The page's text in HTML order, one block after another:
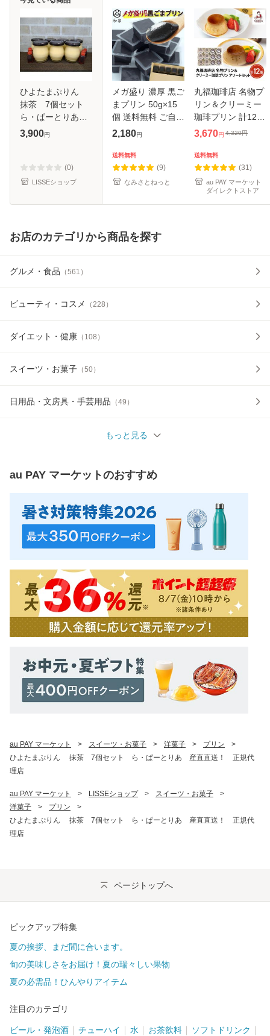
ひよたまぷりん
抹茶 7個セット
ら・ぱーとりあ
産直直送！ 正規
3,900円
(0)
LISSEショップ
メガ盛り 濃厚 黒ご
まプリン 50g×15
個 送料無料 ご自宅
用 一口サイズ ミニ
楽
2,180円
送料無料
(9)
なみさとねっと
丸福珈琲店 名物プ
リン＆クリーミー
珈琲プリン 計12個
アソートセット 洋
取り寄せ ご自宅用
送料込み
3,670円 4,320円
送料無料
(31)
au PAY マーケット
ダイレクトストア
お店のカテゴリから商品を探す
グルメ・食品 （561 ）
ビューティ・コスメ （228 ）
ダイエット・健康 （ 108 ）
スイーツ・お菓子 （50）
日用品・文房具・手芸用品 （49 ）
もっと見る
au PAY マーケットのおすすめ
au PAY マーケット > スイーツ・お菓子 > 洋菓子 > プリン
>
ひよたまぷりん 抹茶 7個セット ら・ぱーとりあ 産直直送！ 正規代
理店
au PAY マーケット > LISSEショップ > スイーツ・お菓子
>
洋菓子
> プリン
>
ひよたまぷりん 抹茶 7個セット ら・ぱーとりあ 産直直送！ 正規代
理店
ページトップへ
ピックアップ特集
夏の挨拶、まだ間に合います。
旬の美味しさをお届け！夏の瑞々しい果物
夏の必需品！ひんやりアイテム
注目のカテゴリ
ビール・発泡酒 チューハイ 水 お茶飲料 ソフトドリンク